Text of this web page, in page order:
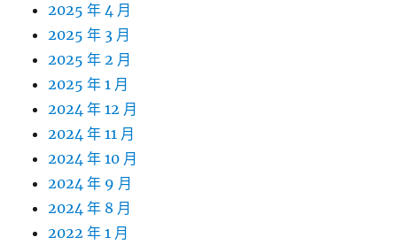
2025 年 4 月
2025 年 3 月
2025 年 2 月
2025 年 1 月
2024 年 12 月
2024 年 11 月
2024 年 10 月
2024 年 9 月
2024 年 8 月
2022 年 1 月